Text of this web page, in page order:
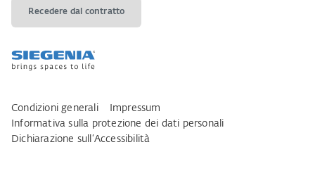
Recedere dal contratto
Condizioni generali
Impressum
Informativa sulla protezione dei dati personali
Dichiarazione sull‘Accessibilità